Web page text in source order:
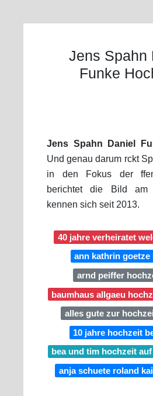
Jens Spahn
Funke
Jens Spahn Daniel
Und genau darum rckt
in den Fokus der
berichtet die Bild am
kennen sich seit 2013.
40 jahre verheiratet
ann kathrin goetze
arnd peiffer
baumhaus allgaeu
alles gute zur
10 jahre hochzeit
bea und tim hochzeit
anja schuete roland